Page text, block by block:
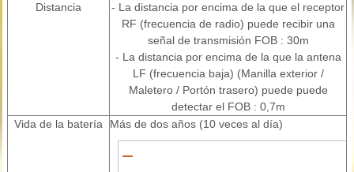
Distancia
- La distancia por encima de la que el receptor
RF (frecuencia de radio) puede recibir una
señal de transmisión FOB : 30m
- La distancia por encima de la que la antena
LF (frecuencia baja) (Manilla exterior /
Maletero / Portón trasero) puede puede
detectar el FOB : 0,7m
Vida de la batería
Más de dos años (10 veces al día)